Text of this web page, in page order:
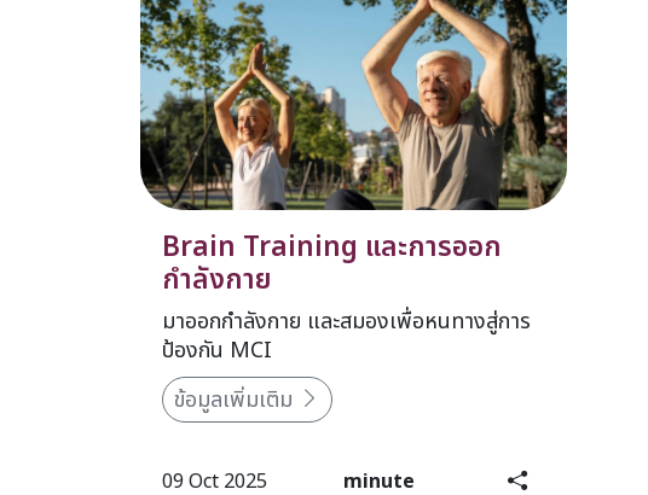
Brain Training และการออก
กำลังกาย
มาออกกำลังกาย และสมองเพื่อหนทางสู่การ
ป้องกัน MCI
ข้อมูลเพิ่มเติม
09 Oct 2025 minute